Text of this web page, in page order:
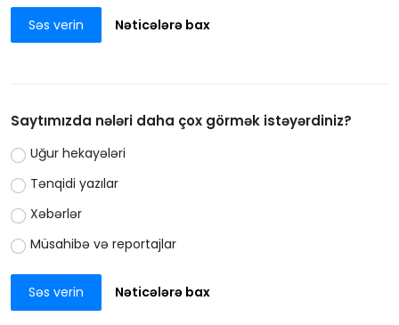
Səs verin Nəticələrə bax
Saytımızda nələri daha çox görmək istəyərdiniz?
Uğur hekayələri
Tənqidi yazılar
Xəbərlər
Müsahibə və reportajlar
Səs verin Nəticələrə bax